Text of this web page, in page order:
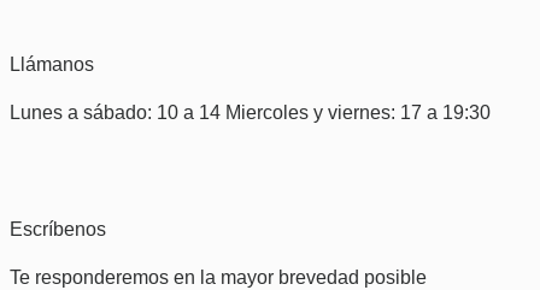
Llámanos
Lunes a sábado: 10 a 14 Miercoles y viernes: 17 a 19:30
Escríbenos
Te responderemos en la mayor brevedad posible